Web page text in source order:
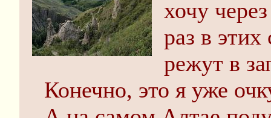
хочу
раз в
режут в
Конечно, это я уже